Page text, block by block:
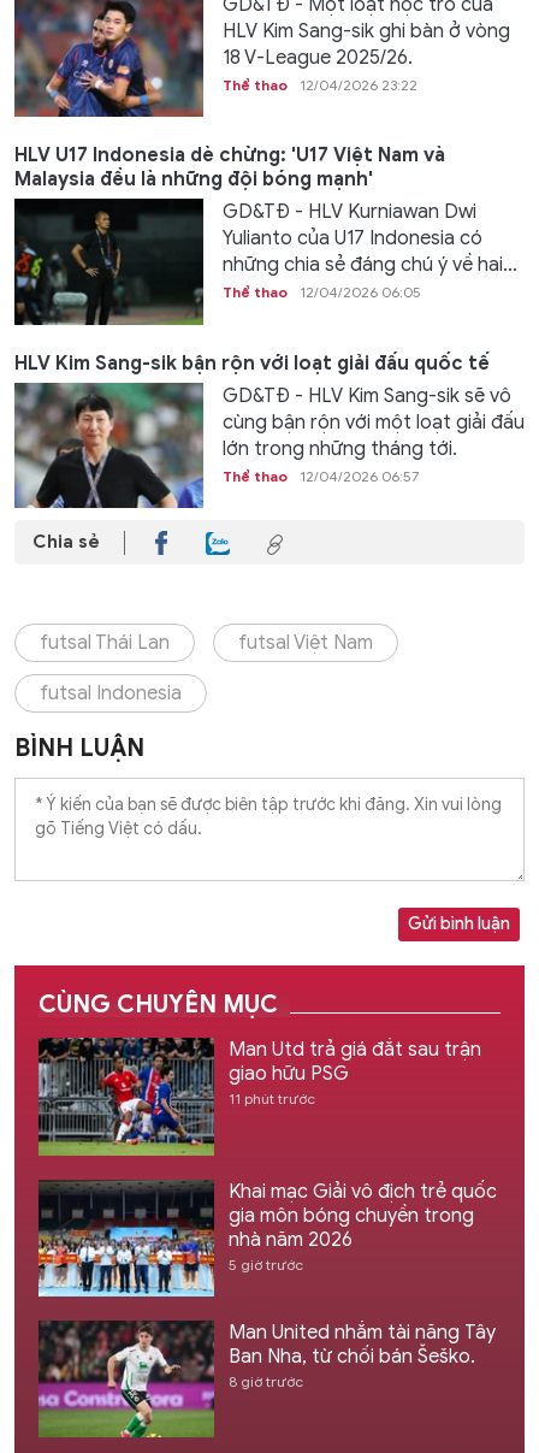
HLV Kim Sang-sik ghi bàn ở vòng
18 V-League 2025/26.
Thể thao 12/04/2026 23:22
HLV U17 Indonesia dè chừng: 'U17 Việt Nam và
Malaysia đều là những đội bóng mạnh'
GD&TĐ - HLV Kurniawan Dwi
Yulianto của U17 Indonesia có
những chia sẻ đáng chú ý về hai...
Thể thao 12/04/2026 06:05
HLV Kim Sang-sik bận rộn với loạt giải đấu quốc tế
GD&TĐ - HLV Kim Sang-sik sẽ vô
cùng bận rộn với một loạt giải đấu
lớn trong những tháng tới.
Thể thao 12/04/2026 06:57
Chia sẻ
futsal Thái Lan futsal Việt Nam
futsal Indonesia
BÌNH LUẬN
Gửi bình luận
CÙNG CHUYÊN MỤC
Man Utd trả giá đắt sau trận
giao hữu PSG
11 phút trước
Khai mạc Giải vô địch trẻ quốc
gia môn bóng chuyền trong
nhà năm 2026
5 giờ trước
Man United nhắm tài năng Tây
Ban Nha, từ chối bán Šeško.
8 giờ trước